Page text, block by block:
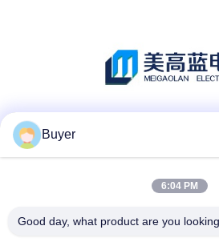
Buyer
6:04 PM
Good day, what product are you